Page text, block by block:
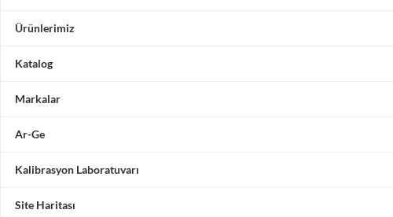
Ürünlerimiz
Katalog
Markalar
Ar-Ge
Kalibrasyon Laboratuvarı
Site Haritası